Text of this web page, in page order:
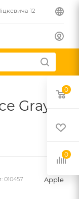
12
Gray)
010457 Apple
0
0